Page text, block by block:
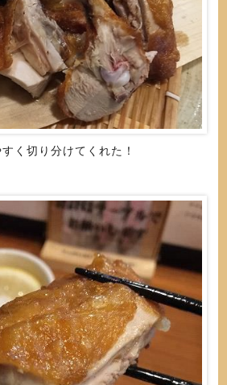
く切り分けてくれた！